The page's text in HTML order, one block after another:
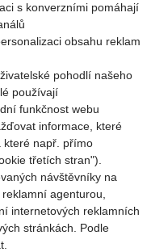
s konverzními pomáhají
obsahu reklam
pohodlí našeho
používají
funkčnost webu
informace, které
které např. přímo
třetích stran").
návštěvníky na
agenturou,
internetových reklamních
stránkách. Podle